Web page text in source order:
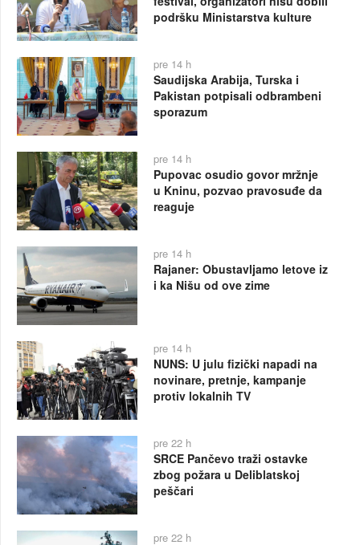
podršku Ministarstva kulture
pre 14 h
Saudijska Arabija, Turska i
Pakistan potpisali odbrambeni
sporazum
pre 14 h
Pupovac osudio govor mržnje
u Kninu, pozvao pravosuđe da
reaguje
pre 14 h
Rajaner: Obustavljamo letove iz
i ka Nišu od ove zime
pre 14 h
NUNS: U julu fizički napadi na
novinare, pretnje, kampanje
protiv lokalnih TV
pre 22 h
SRCE Pančevo traži ostavke
zbog požara u Deliblatskoj
peščari
pre 22 h